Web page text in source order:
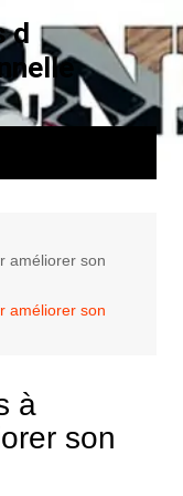
d
améliorer son
améliorer son
à
son